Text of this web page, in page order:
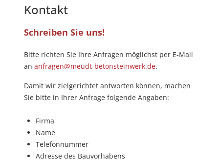
Kontakt
Schreiben Sie uns!
Bitte richten Sie Ihre Anfragen möglichst per E-Mail
an anfragen@meudt-betonsteinwerk.de.
Damit wir zielgerichtet antworten können, machen
Sie bitte in Ihrer Anfrage folgende Angaben:
Firma
Name
Telefonnummer
Adresse des Bauvorhabens